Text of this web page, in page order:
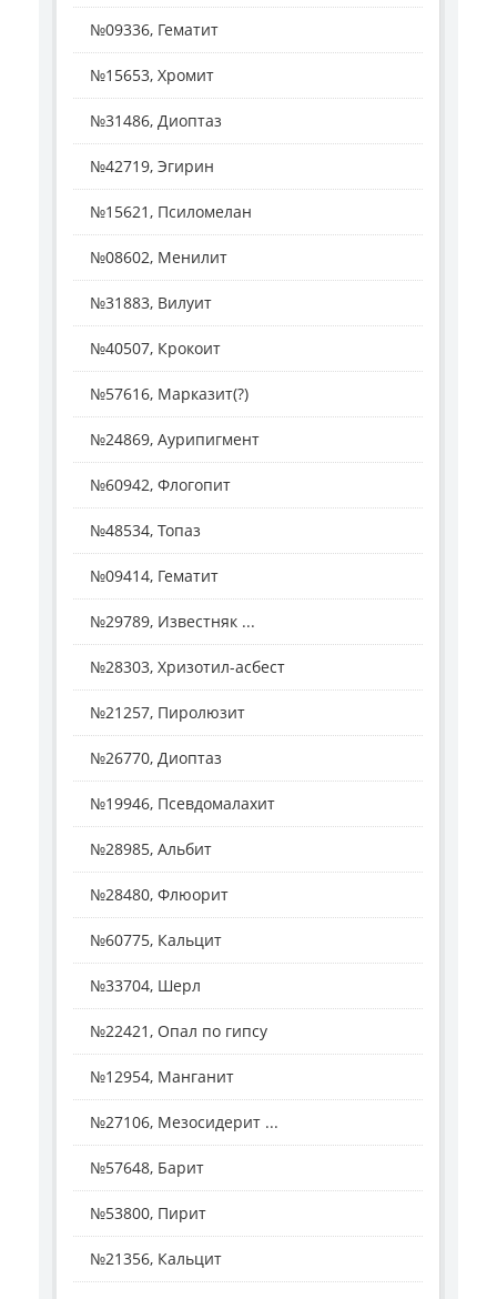
№09336, Гематит
№15653, Хромит
№31486, Диоптаз
№42719, Эгирин
№15621, Псиломелан
№08602, Менилит
№31883, Вилуит
№40507, Крокоит
№57616, Марказит(?)
№24869, Аурипигмент
№60942, Флогопит
№48534, Топаз
№09414, Гематит
№29789, Известняк ...
№28303, Хризотил-асбест
№21257, Пиролюзит
№26770, Диоптаз
№19946, Псевдомалахит
№28985, Альбит
№28480, Флюорит
№60775, Кальцит
№33704, Шерл
№22421, Опал по гипсу
№12954, Манганит
№27106, Мезосидерит ...
№57648, Барит
№53800, Пирит
№21356, Кальцит